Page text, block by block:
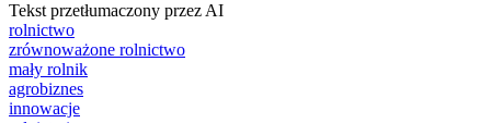
Tekst przetłumaczony przez AI
rolnictwo
zrównoważone rolnictwo
mały rolnik
agrobiznes
innowacje